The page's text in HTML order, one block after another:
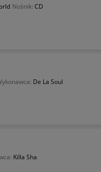
Nośnik: CD
De La Soul
Killa Sha